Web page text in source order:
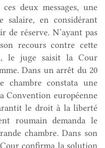
deux messages, une
salaire, en considérant
de réserve. N’ayant pas
recours contre cette
le juge saisit la Cour
Dans un arrêt du 20
chambre constata une
Convention européenne
le droit à la liberté
roumain demanda le
chambre. Dans son
confirma la solution